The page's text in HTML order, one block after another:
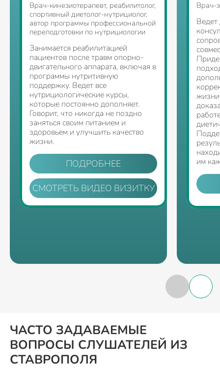
Врач-кинезиотерапевт, реабилитолог,
спортивный диетолог-нутрициолог,
автор программы профессиональной
переподготовки по нутрициологии
Занимается реабилитацией
пациентов после травм опорно-
двигательного аппарата, включая в
программы нутритивную
поддержку. Ведет все
нутрициологические курсы,
которые постоянно дополняет.
Говорит, что никогда не поздно
заняться своим питанием и
здоровьем и улучшить качество
жизни.
ПОДРОБНЕЕ
СМОТРЕТЬ ВИДЕО ВИЗИТКУ
Врач-
Ведет
им
ЧАСТО ЗАДАВАЕМЫЕ
ВОПРОСЫ СЛУШАТЕЛЕЙ ИЗ
СТАВРОПОЛЯ